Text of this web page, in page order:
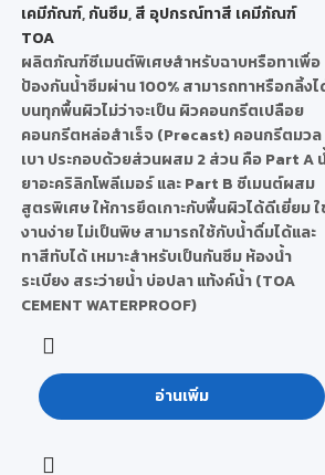
เคมีภัณฑ์,กันซึม,สี อุปกรณ์ทาสี เคมีภัณฑ์
TOA
ผลิตภัณฑ์ซีเมนต์พิเศษสำหรับฉาบหรือทาเพื่อ
ป้องกันน้ำซึมผ่าน 100% สามารถทาหรือกลิ้ง
บนทุกพื้นผิวไม่ว่าจะเป็น ผิวคอนกรีตเปลือย
คอนกรีตหล่อสำเร็จ (Precast) คอนกรีตมวล
เบา ประกอบด้วยส่วนผสม 2 ส่วน คือ Part A
ยาอะคริลิกโพลีเมอร์ และ Part B ซีเมนต์ผสม
สูตรพิเศษ ให้การยึดเกาะกับพื้นผิวได้ดีเยี่ยม
งานง่าย ไม่เป็นพิษ สามารถใช้กับน้ำดื่มได้และ
ทาสีทับได้ เหมาะสำหรับเป็นกันซึม ห้องน้ำ
ระเบียง สระว่ายน้ำ บ่อปลา แท้งค์น้ำ (TOA
CEMENT WATERPROOF)
อ่านเพิ่ม